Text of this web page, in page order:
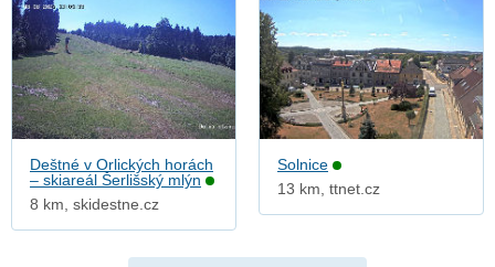
Deštné v Orlických horách
– skiareál Šerlišský mlýn
8 km, skidestne.cz
Solnice
13 km, ttnet.cz